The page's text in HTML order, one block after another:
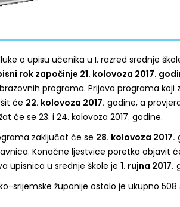
o upisu učenika u I. razred srednje
rok započinje 21. kolovoza 2017.
programa. Prijava programa koji
će 22. kolovoza 2017. godine, a
će se 23. i 24. kolovoza 2017. godine.
zaključat će se 28. kolovoza 2017.
Konačne ljestvice poretka objavit
upisnica u srednje škole je 1. rujna 2017.
srijemske županije ostalo je ukupno